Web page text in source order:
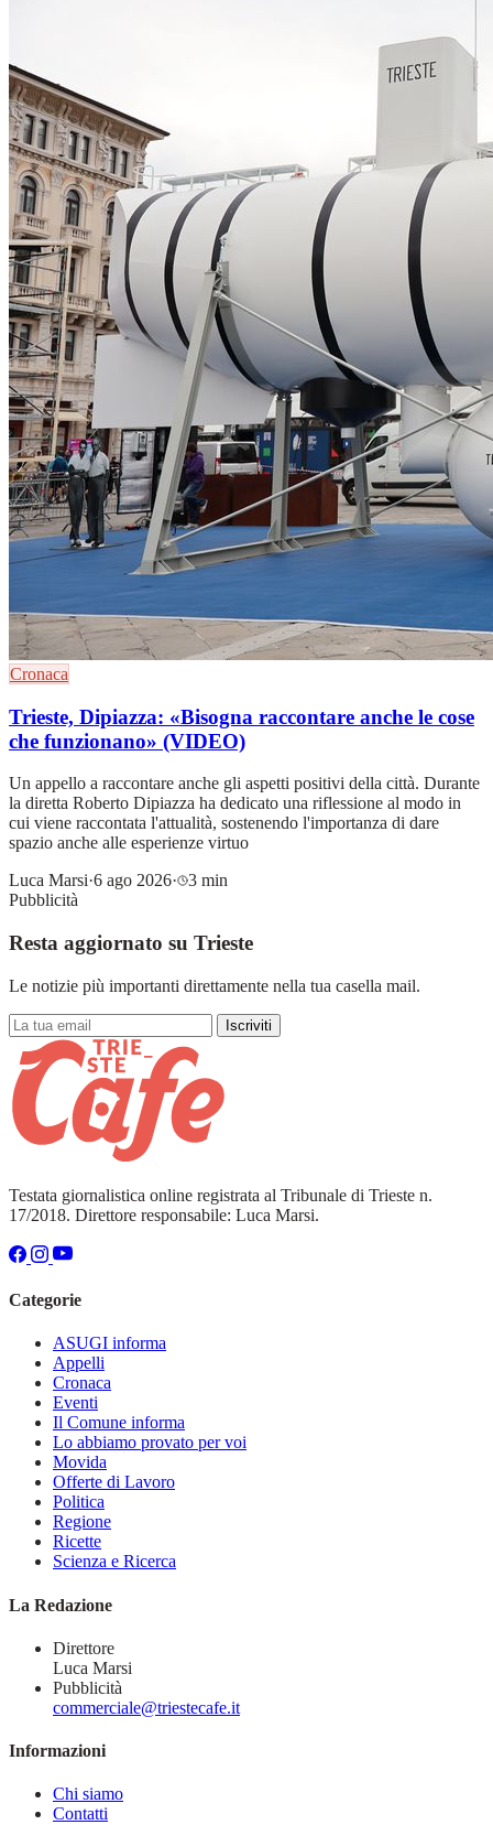
Cronaca
Trieste, Dipiazza: «Bisogna raccontare anche le cose
che funzionano» (VIDEO)
Un appello a raccontare anche gli aspetti positivi della città. Durante
la diretta Roberto Dipiazza ha dedicato una riflessione al modo in
cui viene raccontata l'attualità, sostenendo l'importanza di dare
spazio anche alle esperienze virtuo
Luca Marsi·6 ago 2026·
3 min
Pubblicità
Resta aggiornato su Trieste
Le notizie più importanti direttamente nella tua casella mail.
Iscriviti
Testata giornalistica online registrata al Tribunale di Trieste n.
17/2018. Direttore responsabile: Luca Marsi.
Categorie
ASUGI informa
Appelli
Cronaca
Eventi
Il Comune informa
Lo abbiamo provato per voi
Movida
Offerte di Lavoro
Politica
Regione
Ricette
Scienza e Ricerca
La Redazione
Direttore
Luca Marsi
Pubblicità
commerciale@triestecafe.it
Informazioni
Chi siamo
Contatti